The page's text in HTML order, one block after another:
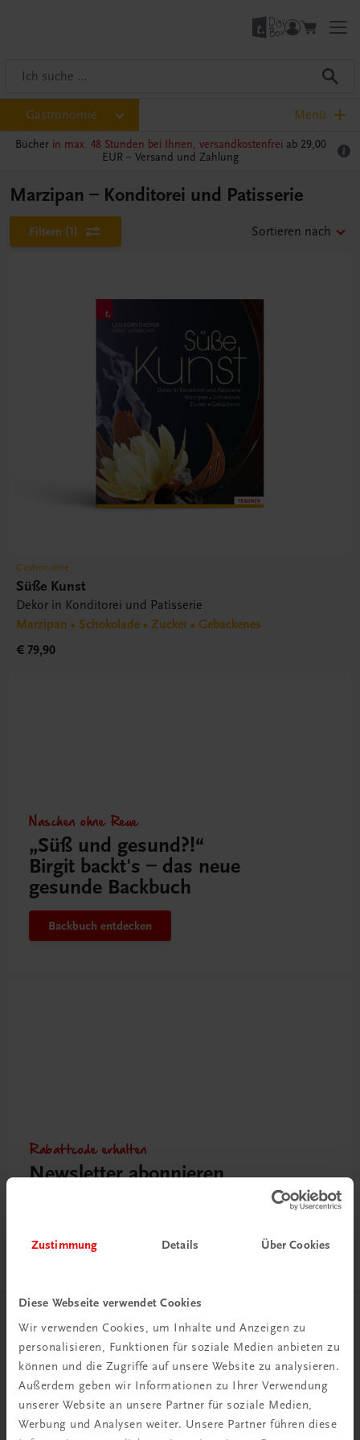
Zustimmung Details Über Cookies
Diese Webseite verwendet Cookies
Wir verwenden Cookies, um Inhalte und Anzeigen zu
personalisieren, Funktionen für soziale Medien anbieten zu
können und die Zugriffe auf unsere Website zu analysieren.
Außerdem geben wir Informationen zu Ihrer Verwendung
unserer Website an unsere Partner für soziale Medien,
Werbung und Analysen weiter. Unsere Partner führen diese
Gastronomie Menü
Bücher in max. 48 Stunden bei Ihnen, versandkostenfrei ab 29,00
EUR – Versand und Zahlung
Marzipan – Konditorei und Patisserie
Filtern (1) Sortieren nach
Gastronomie
Süße Kunst
Dekor in Konditorei und Patisserie
Marzipan • Schokolade • Zucker • Gebackenes
€ 79,90
Naschen ohne Reue
„Süß und gesund?!“
Birgit backt's – das neue
gesunde Backbuch
Backbuch entdecken
Rabattcode erhalten
Newsletter abonnieren
Herzlich willkommen bei TRAUNER!